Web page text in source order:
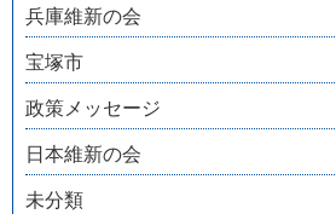
兵庫維新の会
宝塚市
政策メッセージ
日本維新の会
未分類